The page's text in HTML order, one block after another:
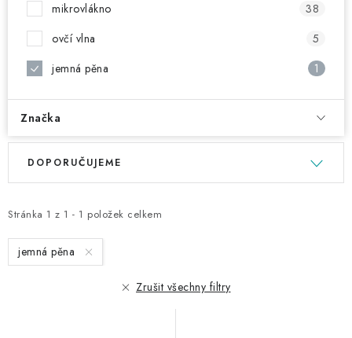
KONTAKTY
BYDLENÍ
Věrnostní program
Všeobecné obchodní podmínky
Podmínky ochrany osobních údajů
mikrovlákno
38
ovčí vlna
5
jemná pěna
1
Značka
V
i
s
p
Stránka 1 z 1 - 1 položek celkem
Ř
e
n
í
DOPORUČUJEME
jemná pěna
Zrušit všechny filtry